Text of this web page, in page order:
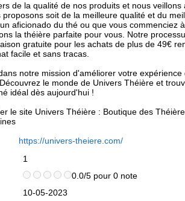
de la qualité de nos produits et nous veillons
soit de la meilleure qualité et du
aficionado du thé ou que vous commenciez
la théière parfaite pour vous. Notre
gratuite pour les achats de plus de 49€
facile et sans tracas.
notre mission d'améliorer votre expérience
le monde de Univers Théière et
idéal dès aujourd'hui !
le site Univers Théière : Boutique des
https://univers-theiere.com/
1
0.0/5 pour 0 note
10-05-2023